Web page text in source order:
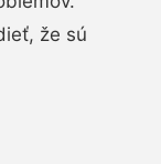
že sú